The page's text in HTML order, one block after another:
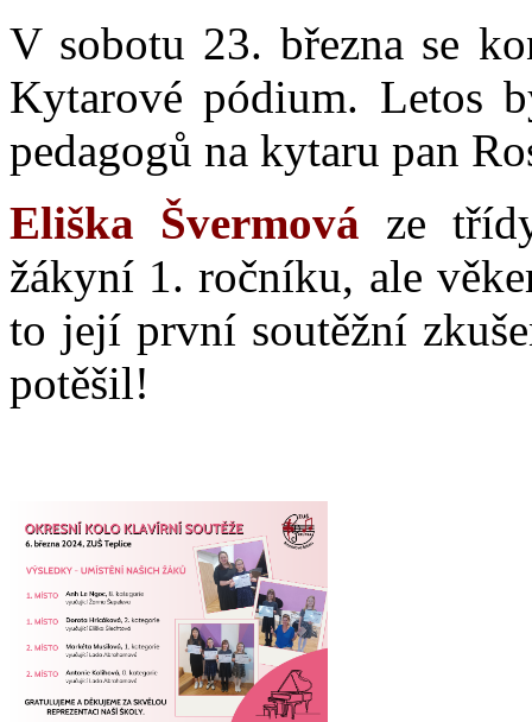
V sobotu 23. března se
Kytarové pódium. Letos
pedagogů na kytaru pan
Eliška Švermová ze
žákyní 1. ročníku, ale
to její první soutěžní
potěšil!